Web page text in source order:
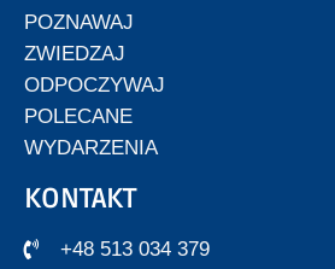
POZNAWAJ
ZWIEDZAJ
ODPOCZYWAJ
POLECANE
WYDARZENIA
KONTAKT
+48 513 034 379